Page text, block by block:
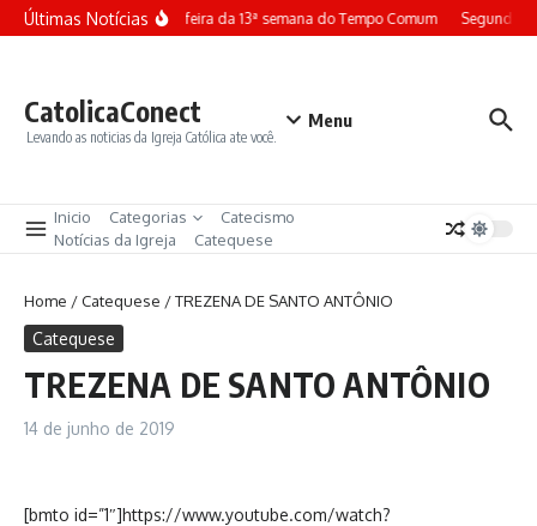
Ir para o conteúdo
Últimas NotíciasTerça-feira da 13ª semana do Tempo Comum Segunda-
CatolicaConect
Levando as noticias da Igreja Católica ate você.
Menu
Inicio Categorias
Catecismo
Notícias da Igreja
Catequese
Home /Catequese /TREZENA DE SANTO ANTÔNIO
Catequese
TREZENA DE SANTO ANTÔNIO
14 de junho de 2019
[bmto id=”1″]https://www.youtube.com/watch?